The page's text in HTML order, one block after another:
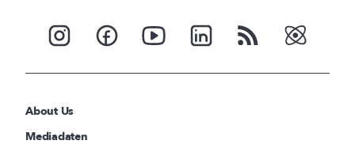
About Us
Mediadaten